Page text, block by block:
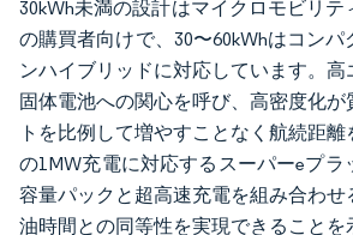
30kWh未満の設計はマイクロモビリ
の購買者向けで、30〜60kWhはコンパ
ンハイブリッドに対応しています。
固体電池への関心を呼び、高密度化
トを比例して増やすことなく航続距
の1MW充電に対応するスーパーeプラ
容量パックと超高速充電を組み合わ
油時間との同等性を実現できることを